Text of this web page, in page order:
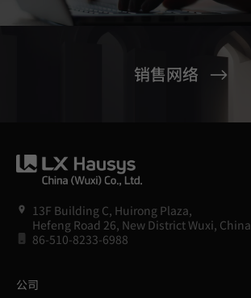
销售网络
13F Building C, Huirong Plaza,
Hefeng Road 26, New District Wuxi, China
86-510-8233-6988
公司